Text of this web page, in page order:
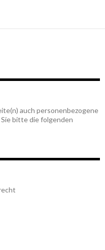
auch personenbezogene
bitte die folgenden